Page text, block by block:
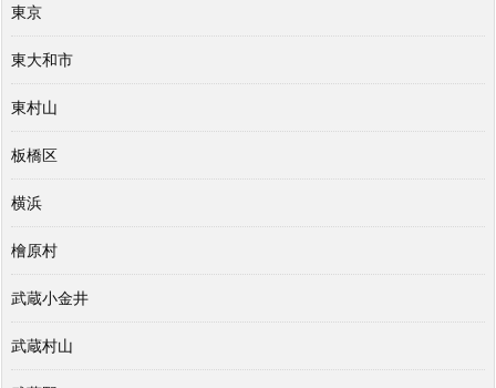
東京
東大和市
東村山
板橋区
横浜
檜原村
武蔵小金井
武蔵村山